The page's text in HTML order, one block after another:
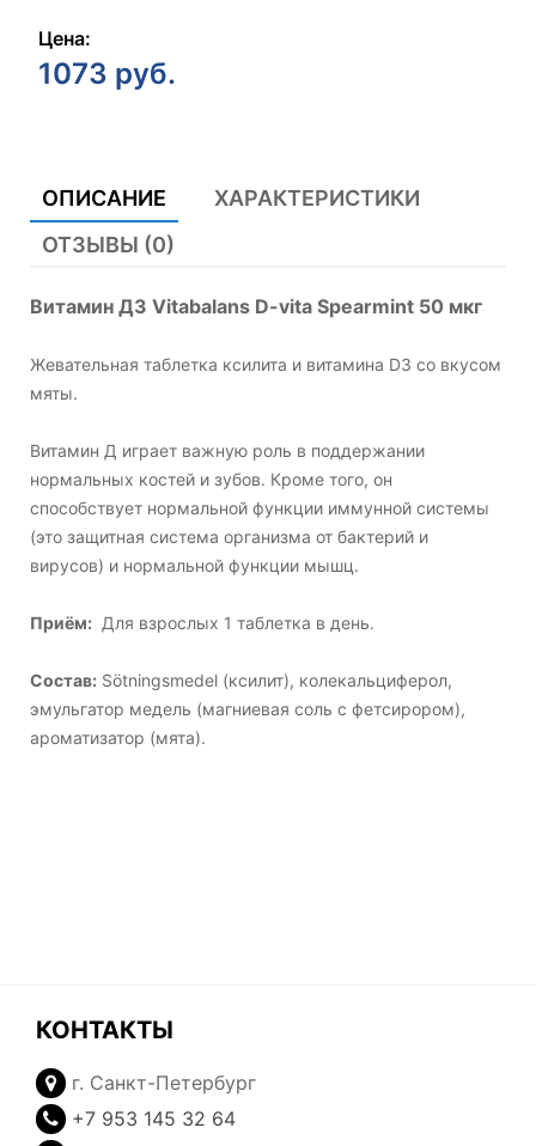
Цена:
1073 руб.
ОПИСАНИЕ
ХАРАКТЕРИСТИКИ
ОТЗЫВЫ (0)
Витамин Д3 Vitabalans D-vita Spearmint 50 мкг
Жевательная таблетка ксилита и витамина D3 со вкусом
мяты.
Витамин Д играет важную роль в поддержании
нормальных костей и зубов. Кроме того, он
способствует нормальной функции иммунной системы
(это защитная система организма от бактерий и
вирусов) и нормальной функции мышц.
Приём: Для взрослых 1 таблетка в день.
Состав: Sötningsmedel (ксилит), колекальциферол,
эмульгатор медель (магниевая соль с фетсирором),
ароматизатор (мята).
КОНТАКТЫ
г. Санкт-Петербург
+7 953 145 32 64